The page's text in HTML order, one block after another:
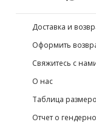
Доставка и
Оформить
Свяжитесь с
О нас
Таблица
Отчет о